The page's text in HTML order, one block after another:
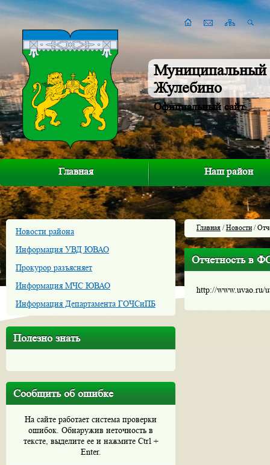
Муниципальный
Жулебино
Официальный сайт
Главная Наш район
Новости района
Информация УВД ЮВАО
Прокурор разъясняет
Информация МЧС ЮВАО
Информация Департамента ГОЧСиПБ
Полезно знать
Сообщить об ошибке
На сайте работает система проверки
ошибок. Обнаружив неточность в
тексте, выделите ее и нажмите Ctrl +
Enter.
Главная /Новости/
Отчетность в
http://www.uvao.ru/